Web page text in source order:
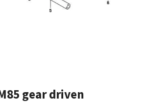
gear driven